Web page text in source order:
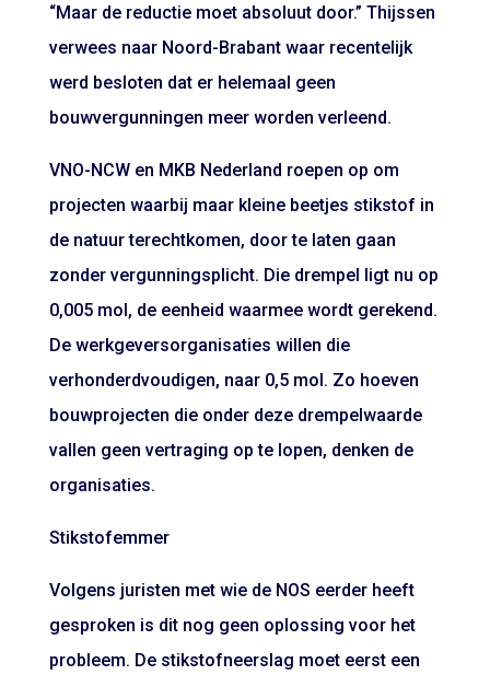
“Maar de reductie moet absoluut door.” Thijssen
verwees naar Noord-Brabant waar recentelijk
werd besloten dat er helemaal geen
bouwvergunningen meer worden verleend.
VNO-NCW en MKB Nederland roepen op om
projecten waarbij maar kleine beetjes stikstof in
de natuur terechtkomen, door te laten gaan
zonder vergunningsplicht. Die drempel ligt nu op
0,005 mol, de eenheid waarmee wordt gerekend.
De werkgeversorganisaties willen die
verhonderdvoudigen, naar 0,5 mol. Zo hoeven
bouwprojecten die onder deze drempelwaarde
vallen geen vertraging op te lopen, denken de
organisaties.
Stikstofemmer
Volgens juristen met wie de NOS eerder heeft
gesproken is dit nog geen oplossing voor het
probleem. De stikstofneerslag moet eerst een